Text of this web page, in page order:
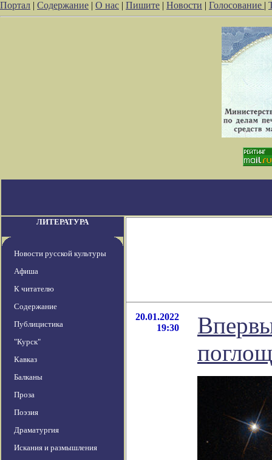
Портал | Содержание | О нас | Пишите | Новости | Голосование |
ЛИТЕРАТУРА
Новости русской культуры
Афиша
К читателю
Содержание
Публицистика
"Курск"
Кавказ
Балканы
Проза
Поэзия
Драматургия
Искания и размышления
20.01.2022
19:30